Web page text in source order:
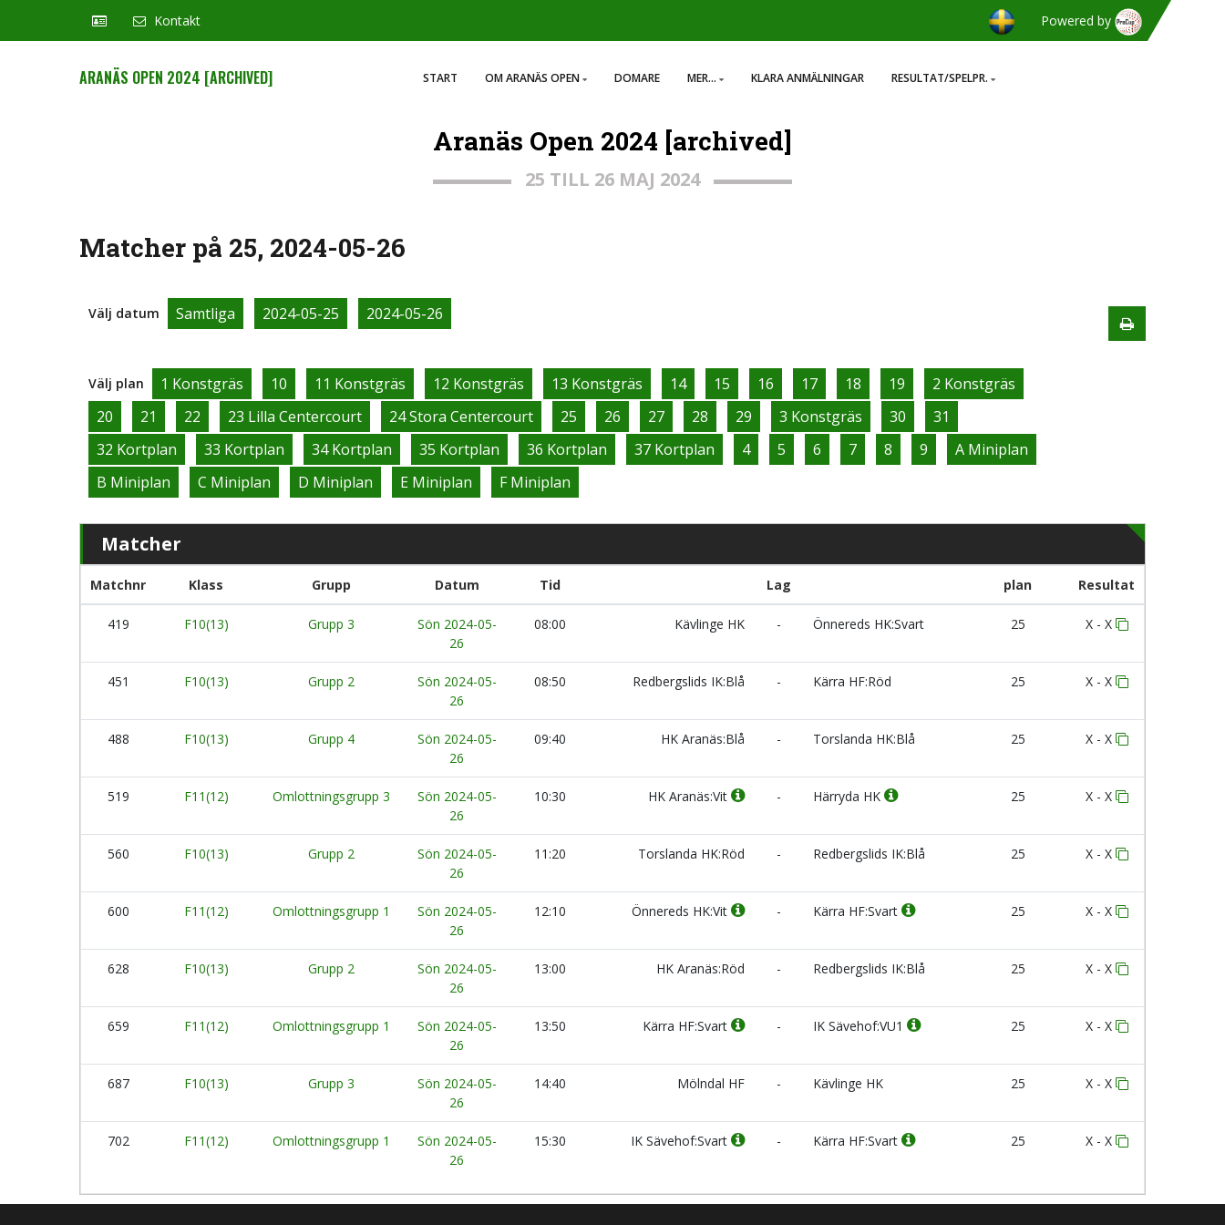
Kontakt Powered by
ARANÄS OPEN 2024 [ARCHIVED] START OM ARANÄS OPEN DOMARE MER... KLARA ANMÄLNINGAR RESULTAT/SPELPR.
Aranäs Open 2024 [archived]
25 TILL 26 MAJ 2024
Matcher på 25, 2024-05-26
Välj datum Samtliga 2024-05-25 2024-05-26
Välj plan 1 Konstgräs 10 11 Konstgräs 12 Konstgräs 13 Konstgräs 14 15 16 17 18 19
2 Konstgräs
20
21 22 23 Lilla Centercourt 24 Stora Centercourt 25 26 27 28 29 3 Konstgräs 30
31
32 Kortplan
33 Kortplan 34 Kortplan 35 Kortplan 36 Kortplan 37 Kortplan 4 5 6 7 8 9
A Miniplan
B Miniplan
C Miniplan D Miniplan E Miniplan F Miniplan
Matcher
Matchnr Klass Grupp Datum Tid Lag plan Resultat
419 F10(13) Grupp 3
Sön 2024-05-
26
08:00 Kävlinge HK - Önnereds HK:Svart 25 X - X
451 F10(13) Grupp 2
Sön 2024-05-
26
08:50 Redbergslids IK:Blå - Kärra HF:Röd 25 X - X
488 F10(13) Grupp 4
Sön 2024-05-
26
09:40 HK Aranäs:Blå - Torslanda HK:Blå 25 X - X
519 F11(12) Omlottningsgrupp 3
Sön 2024-05-
26
10:30 HK Aranäs:Vit - Härryda HK 25 X - X
560 F10(13) Grupp 2
Sön 2024-05-
26
11:20 Torslanda HK:Röd - Redbergslids IK:Blå 25 X - X
600 F11(12) Omlottningsgrupp 1
Sön 2024-05-
26
12:10 Önnereds HK:Vit - Kärra HF:Svart 25 X - X
628 F10(13) Grupp 2
Sön 2024-05-
26
13:00 HK Aranäs:Röd - Redbergslids IK:Blå 25 X - X
659 F11(12) Omlottningsgrupp 1
Sön 2024-05-
26
13:50 Kärra HF:Svart - IK Sävehof:VU1 25 X - X
687 F10(13) Grupp 3
Sön 2024-05-
26
14:40 Mölndal HF - Kävlinge HK 25 X - X
702 F11(12) Omlottningsgrupp 1
Sön 2024-05-
26
15:30 IK Sävehof:Svart - Kärra HF:Svart 25 X - X